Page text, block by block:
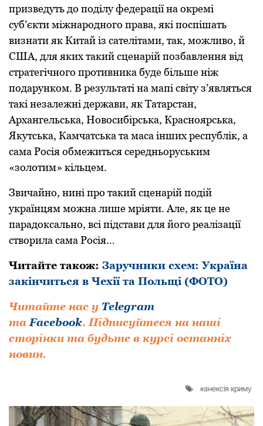
призведуть до поділу федерації на окремі
суб’єкти міжнародного права, які поспішать
визнати як Китай із сателітами, так, можливо, й
США, для яких такий сценарій позбавлення від
стратегічного противника буде більше ніж
подарунком. В результаті на мапі світу з’являться
такі незалежні держави, як Татарстан,
Архангельська, Новосибірська, Красноярська,
Якутська, Камчатська та маса інших республік, а
сама Росія обмежиться середньоруським
«золотим» кільцем.
Звичайно, нині про такий сценарій подій
українцям можна лише мріяти. Але, як це не
парадоксально, всі підстави для його реалізації
створила сама Росія…
Читайте також: Заручники схем: Україна
закінчиться в Чехії та Польщі (ФОТО)
Читайте нас у Telegram
таFacebook.Підписуйтеся на наші
сторінки та будьте в курсі останніх
новин.
анексія криму